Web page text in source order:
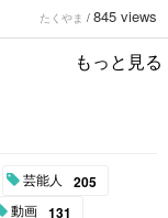
たくやま / 845 views
もっと見る
芸能人 205
動画 131